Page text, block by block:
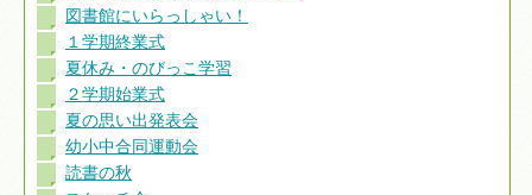
図書館にいらっしゃい！
１学期終業式
夏休み・のびっこ学習
２学期始業式
夏の思い出発表会
幼小中合同運動会
読書の秋